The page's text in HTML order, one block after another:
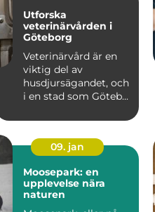
Utforska
veterinärvården i
Göteborg
Veterinärvård är en
viktig del av
husdjursägandet, och
i en stad som Göteb...
09. jan
Moosepark: en
upplevelse nära
naturen